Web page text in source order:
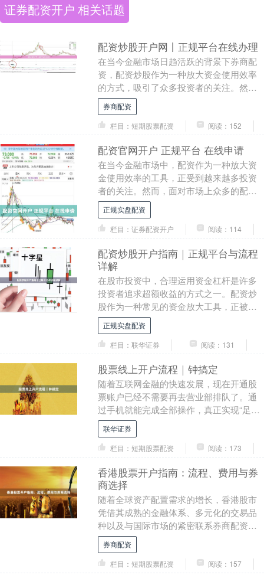
证券配资开户 相关话题
配资炒股开户网丨正规平台在线办理
在当今金融市场日趋活跃的背景下券商配
资，配资炒股作为一种放大资金使用效率
的方式，吸引了众多投资者的关注。然
而，面对市场上众多的配资平台，如何选
择一家正规、安全的....
券商配资
栏目：短期股票配资
阅读：152
配资官网开户 正规平台 在线申请
在当今金融市场中，配资作为一种放大资
金使用效率的工具，正受到越来越多投资
者的关注。然而，面对市场上众多的配资
平台正规实盘配资，如何辨别正规平台、
顺利完成官网开户....
正规实盘配资
栏目：证券配资开户
阅读：114
配资炒股开户指南｜正规平台与流程
详解
在股市投资中，合理运用资金杠杆是许多
投资者追求超额收益的方式之一。配资炒
股作为一种常见的资金放大工具，正被越
来越多投资者关注。但面对市场上众多配
资平台，如何选择....
正规实盘配资
栏目：联华证券
阅读：131
股票线上开户流程｜钟搞定
随着互联网金融的快速发展，现在开通股
票账户已经不需要再去营业部排队了。通
过手机就能完成全部操作，真正实现“足不
出户、线上开户”。本文将详细介绍股票线
上开户流程，....
联华证券
栏目：短期股票配资
阅读：173
香港股票开户指南：流程、费用与券
商选择
随着全球资产配置需求的增长，香港股市
凭借其成熟的金融体系、多元化的交易品
种以及与国际市场的紧密联系券商配资，
成为众多内地投资者的重要选择。本文将
为您提供一份详尽....
券商配资
栏目：短期股票配资
阅读：157